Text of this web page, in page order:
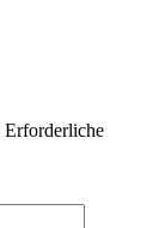
Erforderliche